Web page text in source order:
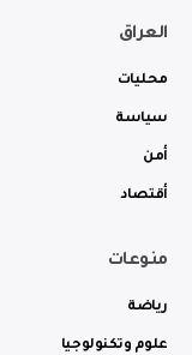
العراق
محليات
سياسة
أمن
أقتصاد
منوعات
رياضة
علوم وتكنولوجيا